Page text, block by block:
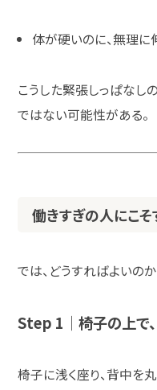
体が硬いのに、無理に
こうした緊張しっぱなし
ではない可能性がある。
働きすぎの人にこ
では、どうすればよいのか
Step 1｜椅子の上で
椅子に浅く座り、背中を